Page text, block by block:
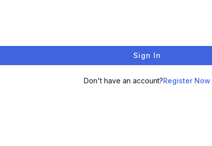
Sign In
Don't have an account?Register Now